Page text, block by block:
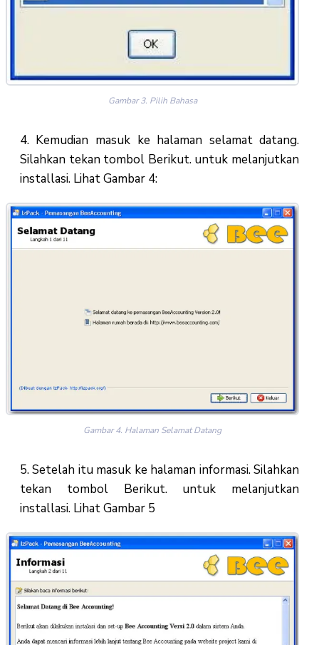
Gambar 3. Pilih Bahasa
4. Kemudian masuk ke halaman selamat datang.
Silahkan tekan tombol Berikut. untuk melanjutkan
installasi. Lihat Gambar 4:
Gambar 4. Halaman Selamat Datang
5. Setelah itu masuk ke halaman informasi. Silahkan
tekan tombol Berikut. untuk melanjutkan
installasi. Lihat Gambar 5